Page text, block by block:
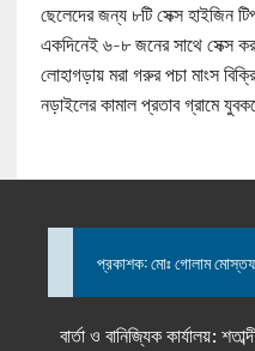
ছেলেদের জন্য ৮টি সেক্স হাইজিন
একদিনেই ৬-৮ জনের সাথে সেক্স
লোহাগড়ায় মরা গরুর পচা মাংস
নড়াইলের কামাল প্রতাব গ্রামে
প্রকাশক: মোঃ গোলাম
বার্তা ও বানিজ্যিক কার্যালয়: